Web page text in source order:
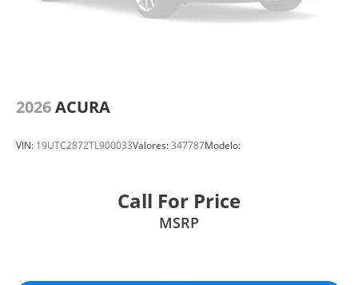
2026ACURA
VIN: 19UTC2872TL900033Valores:347787Modelo:
Call For Price
MSRP